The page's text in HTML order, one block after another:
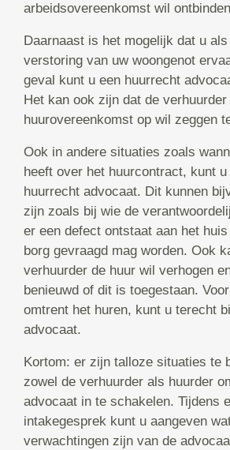
arbeidsovereenkomst wil
Daarnaast is het mogelijk dat u
verstoring van uw woongenot
geval kunt u een huurrecht
Het kan ook zijn dat de verhuurder
huurovereenkomst op wil zeggen
Ook in andere situaties zoals
heeft over het huurcontract, kunt
huurrecht advocaat. Dit kunnen
zijn zoals bij wie de
er een defect ontstaat aan het
borg gevraagd mag worden. Ook
verhuurder de huur wil verhogen
benieuwd of dit is toegestaan.
omtrent het huren, kunt u terecht
advocaat.
Kortom: er zijn talloze situaties te
zowel de verhuurder als huurder
advocaat in te schakelen. Tijdens
intakegesprek kunt u aangeven
verwachtingen zijn van de